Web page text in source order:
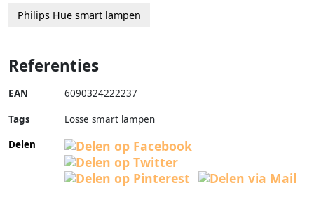
Philips Hue smart lampen
Referenties
EAN 6090324222237
Tags
Losse smart lampen
Delen